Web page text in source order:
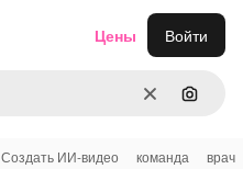
ОчиститьПоиск
Цены Войти
Создать ИИ-видео команда врач